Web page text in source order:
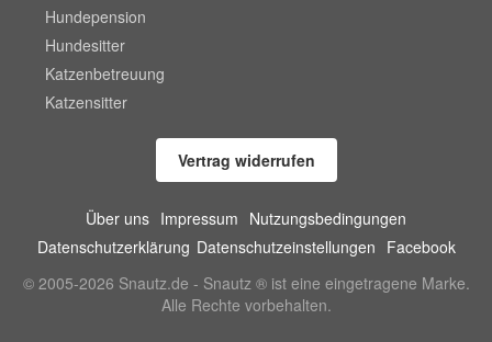
Hundepension
Hundesitter
Katzenbetreuung
Katzensitter
Vertrag widerrufen
Über uns Impressum Nutzungsbedingungen
Datenschutzerklärung Datenschutzeinstellungen Facebook
© 2005-2026 Snautz.de - Snautz ® ist eine eingetragene Marke.
Alle Rechte vorbehalten.